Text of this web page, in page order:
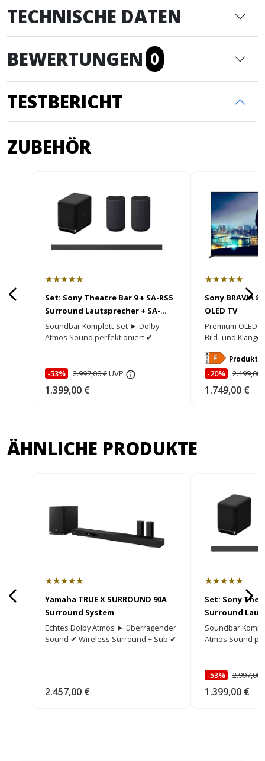
TECHNISCHE DATEN
BEWERTUNGEN 0
TESTBERICHT
ZUBEHÖR
★★★★★
Set: Sony Theatre Bar 9 + SA-RS5
Surround Lautsprecher + SA-
SW5 Subwoofer
Soundbar Komplett-Set ► Dolby
Atmos Sound perfektioniert ✔
-53% 2.997,00 €UVP
1.399,00 €
★★★★★
Sony BRAVIA 8
OLED TV
Premium OLED-
Bild- und
-20% 2.199,00
1.749,00 €
ÄHNLICHE PRODUKTE
★★★★★
Yamaha TRUE X SURROUND 90A
Surround System
Echtes Dolby Atmos ► überragender
Sound ✔ Wireless Surround + Sub ✔
2.457,00 €
★★★★★
Set: Sony
Surround
SW5
Soundbar
Atmos Sound
-53% 2.997,00
1.399,00 €